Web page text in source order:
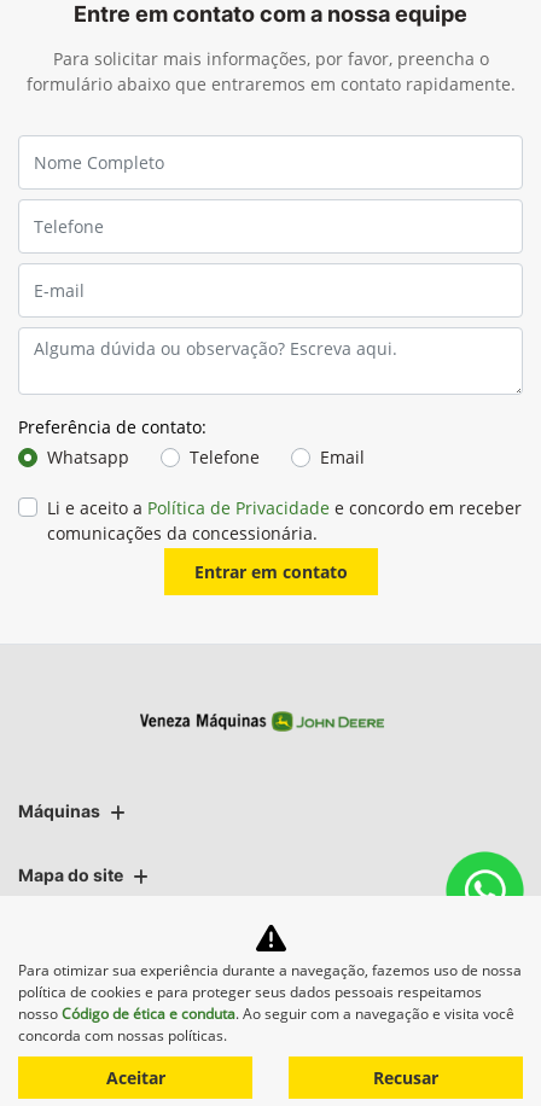
Entre em contato com a nossa equipe
Para solicitar mais informações, por favor, preencha o
formulário abaixo que entraremos em contato rapidamente.
Preferência de contato:
Whatsapp
Telefone Email
Li e aceito a Política de Privacidade e concordo em receber
comunicações da concessionária.
Entrar em contato
Máquinas
Mapa do site
Desenvolvido pela DEALERSPACE ® Direitos Reservados.
Para otimizar sua experiência durante a navegação, fazemos uso de nossa
política de cookies e para proteger seus dados pessoais respeitamos
nossoCódigo de ética e conduta. Ao seguir com a navegação e visita você
concorda com nossas políticas.
Aceitar Recusar